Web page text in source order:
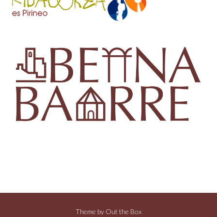
Theme by Out the Box